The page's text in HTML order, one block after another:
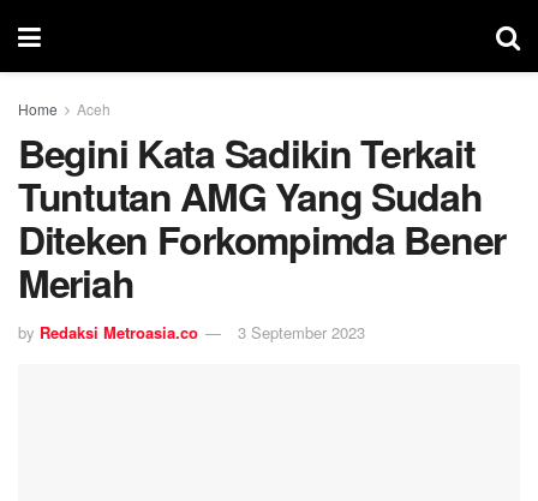
Home Aceh
Begini Kata Sadikin Terkait
Tuntutan AMG Yang Sudah
Diteken Forkompimda Bener
Meriah
by Redaksi Metroasia.co 3 September 2023